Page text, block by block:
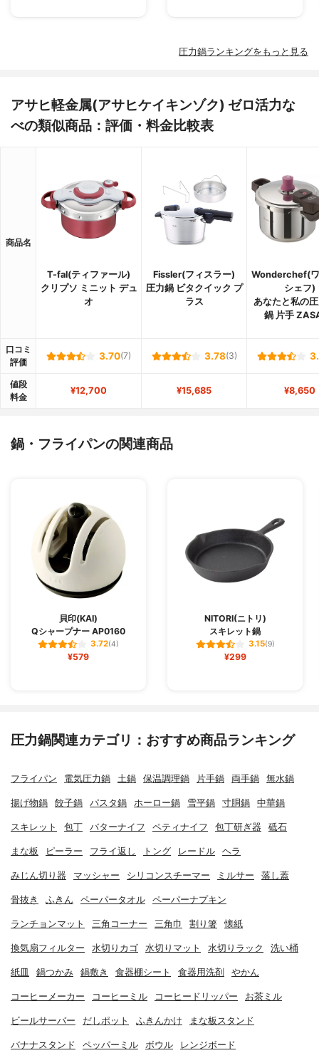
圧力鍋ランキングをもっと見る
アサヒ軽金属(アサヒケイキンゾク) ゼロ活力な
べの類似商品：評価・料金比較表
商品名
T-fal(ティファール)
クリプソ ミニット デュ
オ
Fissler(フィスラー)
圧力鍋 ビタクイック プ
ラス
Wonderchef(
シェフ)
あなたと私の
鍋 片手
口コミ
評価
3.70(7) 3.78(3)
値段
料金
¥12,700 ¥15,685 ¥8,650
鍋・フライパンの関連商品
貝印(KAI)
Qシャープナー AP0160
3.72(4)
¥579
NITORI(ニトリ)
スキレット鍋
3.15(9)
¥299
圧力鍋関連カテゴリ：おすすめ商品ランキング
フライパン 電気圧力鍋 土鍋 保温調理鍋 片手鍋 両手鍋 無水鍋
揚げ物鍋 餃子鍋 パスタ鍋 ホーロー鍋 雪平鍋 寸胴鍋 中華鍋
スキレット 包丁 バターナイフ ペティナイフ 包丁研ぎ器 砥石
まな板 ピーラー フライ返し トング レードル ヘラ
みじん切り器 マッシャー シリコンスチーマー ミルサー 落し蓋
骨抜き ふきん ペーパータオル ペーパーナプキン
ランチョンマット 三角コーナー 三角巾 割り箸 懐紙
換気扇フィルター 水切りカゴ 水切りマット 水切りラック 洗い桶
紙皿 鍋つかみ 鍋敷き 食器棚シート 食器用洗剤 やかん
コーヒーメーカー コーヒーミル コーヒードリッパー お茶ミル
ビールサーバー だしポット ふきんかけ まな板スタンド
バナナスタンド ペッパーミル ボウル レンジボード